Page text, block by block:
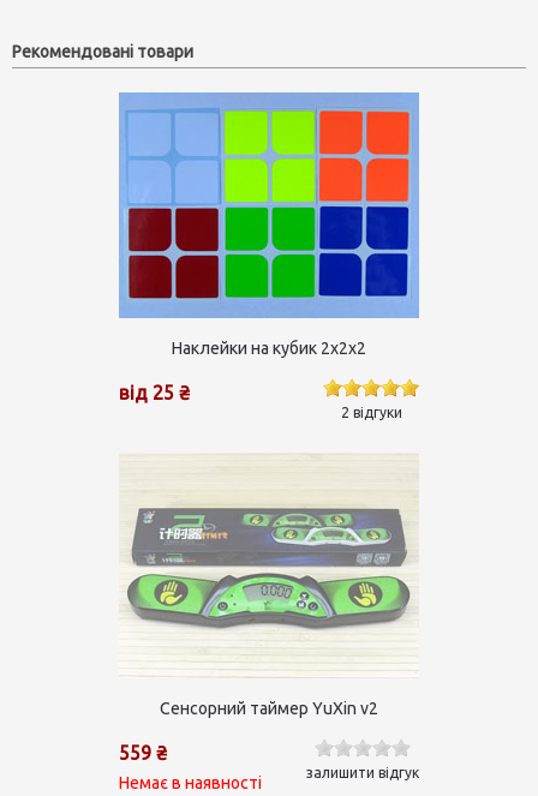
Рекомендовані товари
Наклейки на кубик 2х2х2
від 25 ₴
2 відгуки
Сенсорний таймер YuXin v2
559 ₴
Немає в наявності
залишити відгук